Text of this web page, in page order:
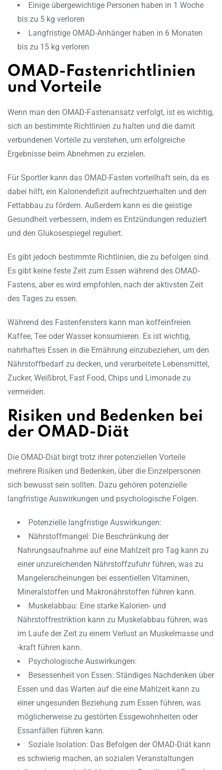
Einige übergewichtige Personen haben in 1 Woche
bis zu 5 kg verloren
Langfristige OMAD-Anhänger haben in 6 Monaten
bis zu 15 kg verloren
OMAD-Fastenrichtlinien
und Vorteile
Wenn man den OMAD-Fastenansatz verfolgt, ist es wichtig,
sich an bestimmte Richtlinien zu halten und die damit
verbundenen Vorteile zu verstehen, um erfolgreiche
Ergebnisse beim Abnehmen zu erzielen.
Für Sportler kann das OMAD-Fasten vorteilhaft sein, da es
dabei hilft, ein Kaloriendefizit aufrechtzuerhalten und den
Fettabbau zu fördern. Außerdem kann es die geistige
Gesundheit verbessern, indem es Entzündungen reduziert
und den Glukosespiegel reguliert.
Es gibt jedoch bestimmte Richtlinien, die zu befolgen sind.
Es gibt keine feste Zeit zum Essen während des OMAD-
Fastens, aber es wird empfohlen, nach der aktivsten Zeit
des Tages zu essen.
Während des Fastenfensters kann man koffeinfreien
Kaffee, Tee oder Wasser konsumieren. Es ist wichtig,
nahrhaftes Essen in die Ernährung einzubeziehen, um den
Nährstoffbedarf zu decken, und verarbeitete Lebensmittel,
Zucker, Weißbrot, Fast Food, Chips und Limonade zu
vermeiden.
Risiken und Bedenken bei
der OMAD-Diät
Die OMAD-Diät birgt trotz ihrer potenziellen Vorteile
mehrere Risiken und Bedenken, über die Einzelpersonen
sich bewusst sein sollten. Dazu gehören potenzielle
langfristige Auswirkungen und psychologische Folgen.
Potenzielle langfristige Auswirkungen:
Nährstoffmangel: Die Beschränkung der
Nahrungsaufnahme auf eine Mahlzeit pro Tag kann zu
einer unzureichenden Nährstoffzufuhr führen, was zu
Mangelerscheinungen bei essentiellen Vitaminen,
Mineralstoffen und Makronährstoffen führen kann.
Muskelabbau: Eine starke Kalorien- und
Nährstoffrestriktion kann zu Muskelabbau führen, was
im Laufe der Zeit zu einem Verlust an Muskelmasse und
-kraft führen kann.
Psychologische Auswirkungen:
Besessenheit von Essen: Ständiges Nachdenken über
Essen und das Warten auf die eine Mahlzeit kann zu
einer ungesunden Beziehung zum Essen führen, was
möglicherweise zu gestörten Essgewohnheiten oder
Essanfällen führen kann.
Soziale Isolation: Das Befolgen der OMAD-Diät kann
es schwierig machen, an sozialen Veranstaltungen